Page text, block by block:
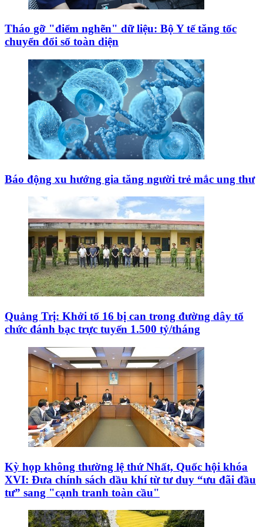
Tháo gỡ "điểm nghẽn" dữ liệu: Bộ Y tế tăng tốc
chuyển đổi số toàn diện
Báo động xu hướng gia tăng người trẻ mắc ung thư
Quảng Trị: Khởi tố 16 bị can trong đường dây tổ
chức đánh bạc trực tuyến 1.500 tỷ/tháng
Kỳ họp không thường lệ thứ Nhất, Quốc hội khóa
XVI: Đưa chính sách dầu khí từ tư duy “ưu đãi đầu
tư” sang "cạnh tranh toàn cầu"